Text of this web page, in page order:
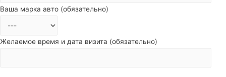
Ваша марка авто (обязательно)
Желаемое время и дата визита (обязательно)